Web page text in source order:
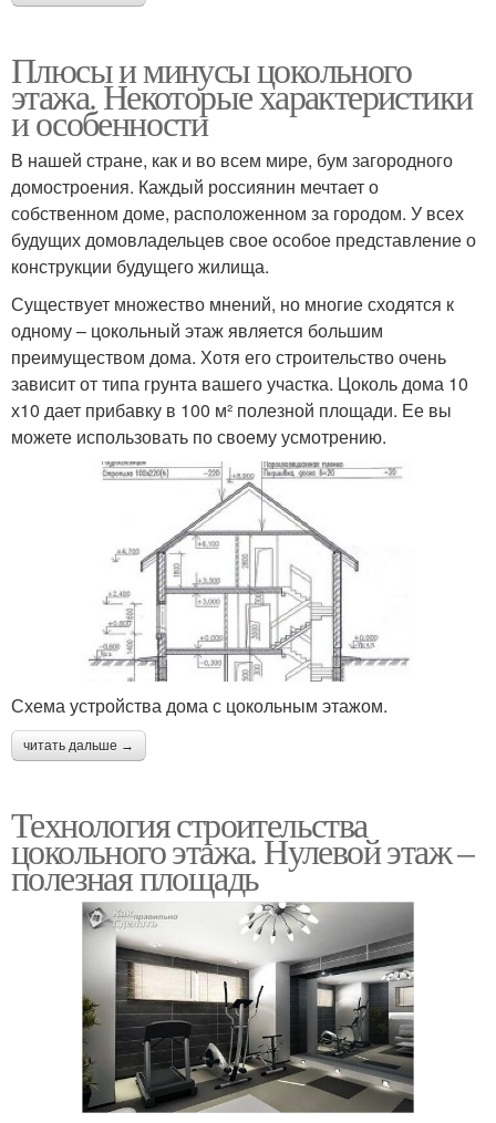
Плюсы и минусы цокольного
этажа. Некоторые характеристики
и особенности
В нашей стране, как и во всем мире, бум загородного
домостроения. Каждый россиянин мечтает о
собственном доме, расположенном за городом. У всех
будущих домовладельцев свое особое представление о
конструкции будущего жилища.
Существует множество мнений, но многие сходятся к
одному – цокольный этаж является большим
преимуществом дома. Хотя его строительство очень
зависит от типа грунта вашего участка. Цоколь дома 10
х10 дает прибавку в 100 м² полезной площади. Ее вы
можете использовать по своему усмотрению.
Схема устройства дома с цокольным этажом.
читать дальше →
Технология строительства
цокольного этажа. Нулевой этаж –
полезная площадь